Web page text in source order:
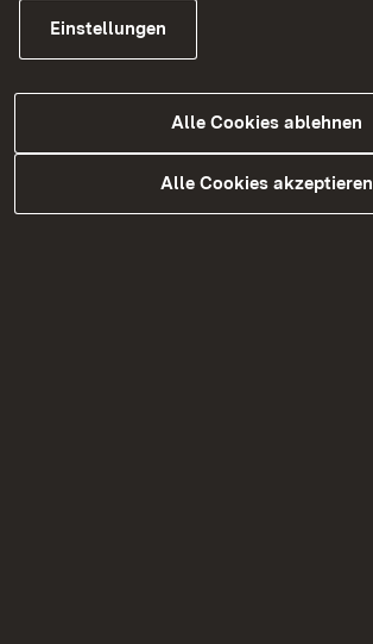
Einstellungen
Alle Cookies ablehnen
Alle Cookies akzeptieren